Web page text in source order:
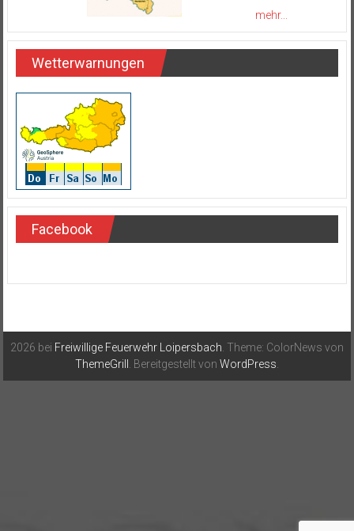
mehr...
Wetterwarnungen
Facebook
2026 bei Freiwillige Feuerwehr Loipersbach . Theme: ColorNews von
ThemeGrill
. Bereitgestellt von WordPress